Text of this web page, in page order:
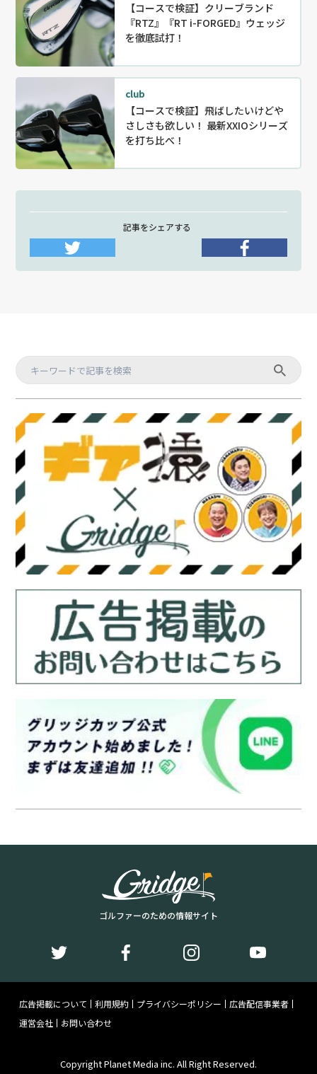
【コースで検証】クリーブランド
『RTZ』『RT i-FORGED』ウェッジ
を徹底試打！
club
【コースで検証】飛ばしたいけどや
さしさも欲しい！ 最新XXIOシリーズ
を打ち比べ！
記事をシェアする
ゴルファーのための情報サイト
広告掲載について 利用規約 プライバシーポリシー
広告配信事業者
運営会社
お問い合わせ
Copyright Planet Media inc. All Right Reserved.